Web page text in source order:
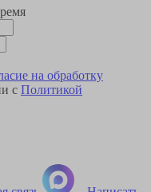
на обработку
с Политикой